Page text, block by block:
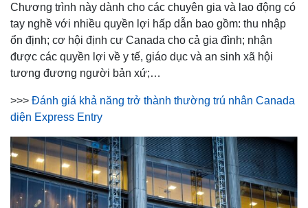
Chương trình này dành cho các chuyên gia và lao động có
tay nghề với nhiều quyền lợi hấp dẫn bao gồm: thu nhập
ổn định; cơ hội định cư Canada cho cả gia đình; nhận
được các quyền lợi về y tế, giáo dục và an sinh xã hội
tương đương người bản xứ;…
>>> Đánh giá khả năng trở thành thường trú nhân Canada
diện Express Entry